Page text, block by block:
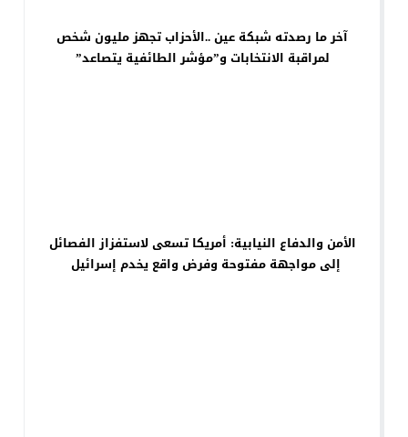
آخر ما رصدته شبكة عين ..الأحزاب تجهز مليون شخص
لمراقبة الانتخابات و”مؤشر الطائفية يتصاعد”
الأمن والدفاع النيابية: أمريكا تسعى لاستفزاز الفصائل
إلى مواجهة مفتوحة وفرض واقع يخدم إسرائيل